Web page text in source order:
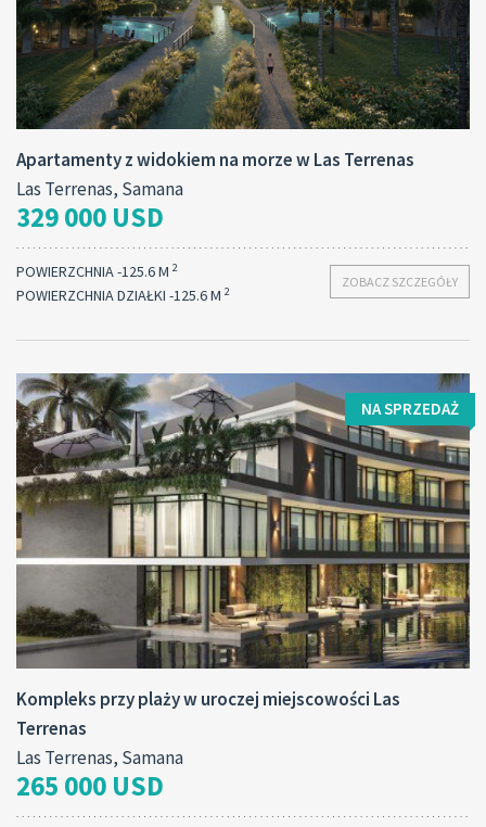
Apartamenty z widokiem na morze w Las Terrenas
Las Terrenas, Samana
329 000 USD
ZOBACZ SZCZEGÓŁY
POWIERZCHNIA -125.6 M 2
POWIERZCHNIA DZIAŁKI -125.6 M 2
NA SPRZEDAŻ
Kompleks przy plaży w uroczej miejscowości Las
Terrenas
Las Terrenas, Samana
265 000 USD